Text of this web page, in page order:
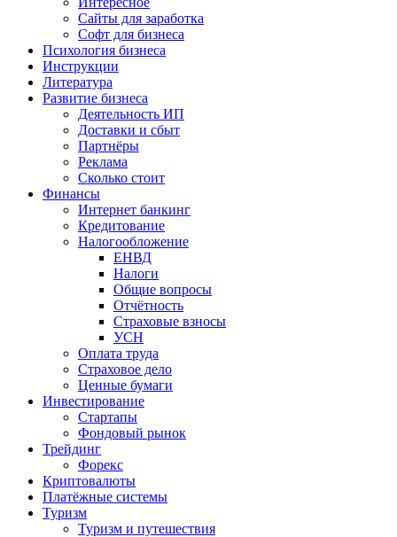
Сайты для заработка
Софт для бизнеса
Психология бизнеса
Инструкции
Литература
Развитие бизнеса
Деятельность ИП
Доставки и сбыт
Партнёры
Реклама
Сколько стоит
Финансы
Интернет банкинг
Кредитование
Налогообложение
ЕНВД
Налоги
Общие вопросы
Отчётность
Страховые взносы
УСН
Оплата труда
Страховое дело
Ценные бумаги
Инвестирование
Стартапы
Фондовый рынок
Трейдинг
Форекс
Криптовалюты
Платёжные системы
Туризм
Туризм и путешествия